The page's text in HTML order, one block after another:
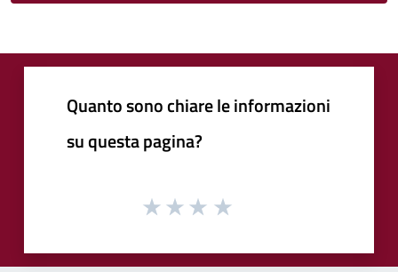
Quanto sono chiare le informazioni
su questa pagina?